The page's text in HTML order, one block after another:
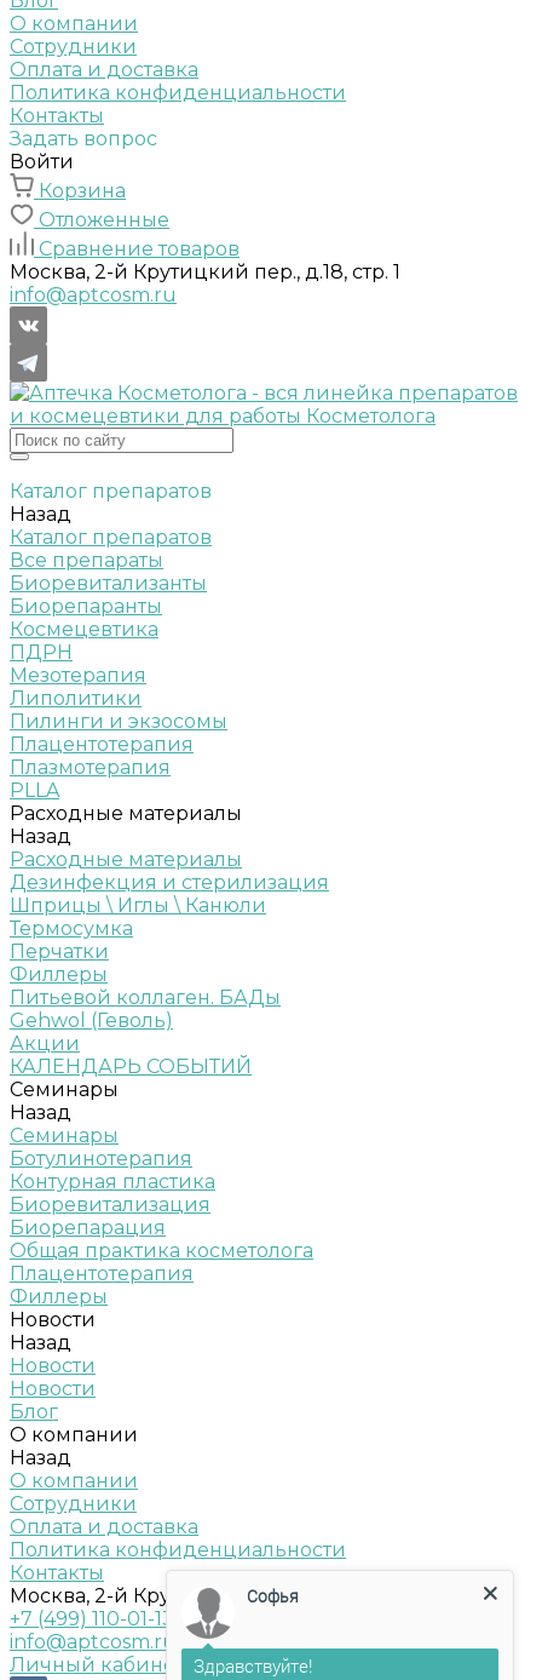
О компании
Сотрудники
Оплата и доставка
Политика конфиденциальности
Контакты
Задать вопрос
Войти
Корзина
Отложенные
Сравнение товаров
Москва, 2-й Крутицкий пер., д.18, стр. 1
info@aptcosm.ru
Каталог препаратов
Назад
Каталог препаратов
Все препараты
Биоревитализанты
Биорепаранты
Космецевтика
ПДРН
Мезотерапия
Липолитики
Пилинги и экзосомы
Плацентотерапия
Плазмотерапия
PLLA
Расходные материалы
Назад
Расходные материалы
Дезинфекция и стерилизация
Шприцы \ Иглы \ Канюли
Термосумка
Перчатки
Филлеры
Питьевой коллаген. БАДы
Gehwol (Геволь)
Акции
КАЛЕНДАРЬ СОБЫТИЙ
Семинары
Назад
Семинары
Ботулинотерапия
Контурная пластика
Биоревитализация
Биорепарация
Общая практика косметолога
Плацентотерапия
Филлеры
Новости
Назад
Новости
Новости
Блог
О компании
Назад
О компании
Сотрудники
Оплата и доставка
Политика конфиденциальности
Контакты
Москва, 2-й Крутицкий пер., д.18, стр. 1
+7 (499) 110-01-13
info@aptcosm.ru
Личный кабинет
Софья
Здравствуйте!